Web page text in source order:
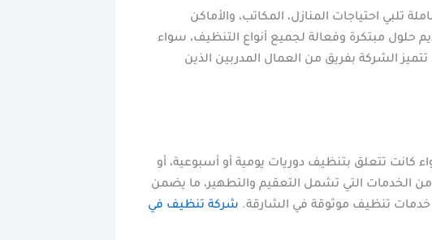
احتياجات المنازل، المكاتب، والأماكن
حلول مبتكرة وفعالة لجميع أنواع التنظيف، سواء
الشركة بفريق من العمال المدربين الذين
تتعلق بتنظيف دوريات يومية أو أسبوعية، أو
الخدمات التي تشمل التعقيم والتطهير، ما يضمن
تنظيف موثوقة في الشارقة. شركة تنظيف في